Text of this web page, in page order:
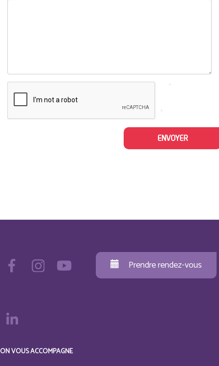
Prendre rendez-vous
ON VOUS ACCOMPAGNE